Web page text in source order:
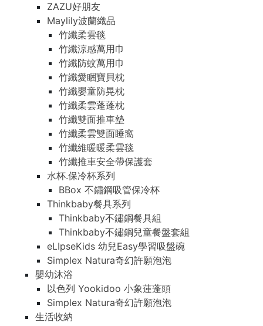
ZAZU好朋友
Maylily波蘭織品
竹纖柔雲毯
竹纖涼感萬用巾
竹纖防蚊萬用巾
竹纖愛睏寶貝枕
竹纖嬰童防晃枕
竹纖柔雲蓬蓬枕
竹纖雙面推車墊
竹纖柔雲雙面睡窩
竹纖維暖暖柔雲毯
竹纖推車安全帶保護套
水杯.保冷杯系列
BBox 不鏽鋼吸管保冷杯
Thinkbaby餐具系列
Thinkbaby不鏽鋼餐具組
Thinkbaby不鏽鋼兒童餐盤套組
eLIpseKids 幼兒Easy學習吸盤碗
Simplex Natura奇幻許願泡泡
嬰幼沐浴
以色列 Yookidoo 小象蓮蓬頭
Simplex Natura奇幻許願泡泡
生活收納